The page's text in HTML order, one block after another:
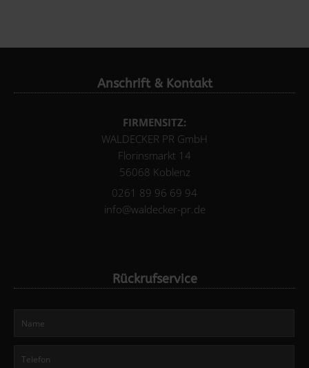
Anschrift & Kontakt
FIRMENSITZ:
WALDECKER PR GmbH
Florinsmarkt 14
56068 Koblenz
0261 89 96 69 94
info@waldecker-pr.de
Rückrufservice